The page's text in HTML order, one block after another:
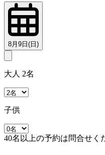
8月9日(日)
大人 2名
子供
40名以上の予約は問合せく